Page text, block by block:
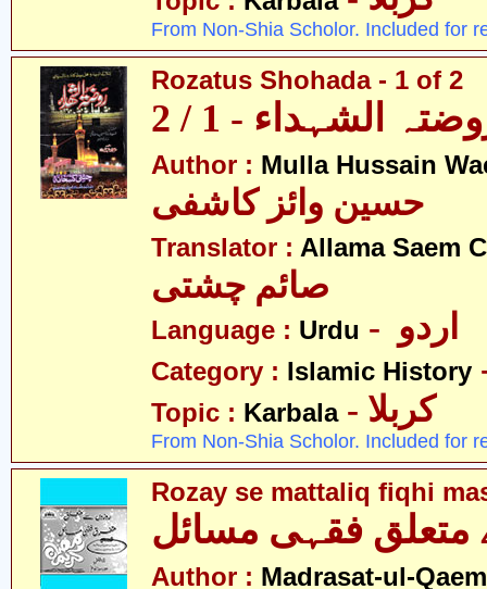
From Non-Shia Scholor. Included for
Rozatus Shohada - 1 of 2
الشہداء - 1 / 2
Author : Mulla Hussain
حسین وائز کاشفی
Translator : Allama Saem
صائم چشتی
Language : Urdu
Category : Islamic History
Topic : Karbala - کربلا
From Non-Shia Scholor. Included for
Rozay se mattaliq fiqhi
متعلق فقہی مسائل
Author : Madrasat-ul-